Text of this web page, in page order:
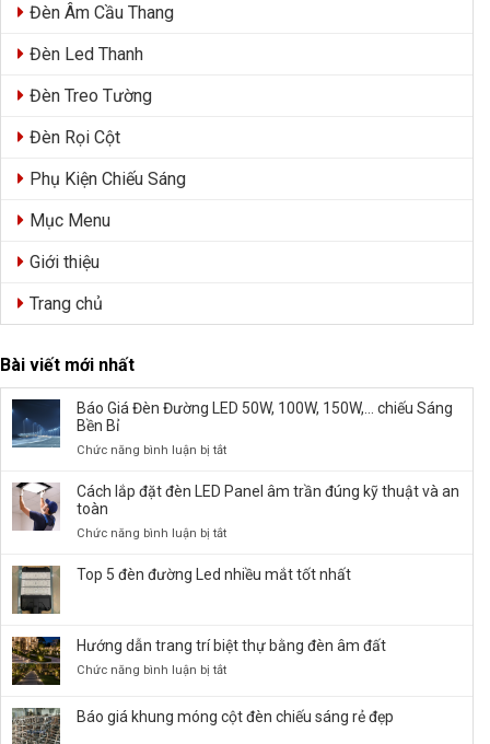
Đèn Âm Cầu Thang
Đèn Led Thanh
Đèn Treo Tường
Đèn Rọi Cột
Phụ Kiện Chiếu Sáng
Mục Menu
Giới thiệu
Trang chủ
Bài viết mới nhất
Báo Giá Đèn Đường LED 50W, 100W, 150W,… chiếu Sáng
Bền Bỉ
Chức năng bình luận bị tắtở
Giá
100W,
Sáng
Bền
Cách lắp đặt đèn LED Panel âm trần đúng kỹ thuật và an
toàn
Chức năng bình luận bị tắtở
lắp
Panel
kỹ
Top 5 đèn đường Led nhiều mắt tốt nhất
Hướng dẫn trang trí biệt thự bằng đèn âm đất
Chức năng bình luận bị tắtở
trang
Báo giá khung móng cột đèn chiếu sáng rẻ đẹp